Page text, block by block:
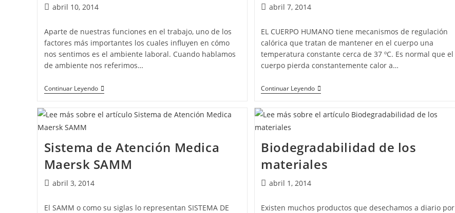
abril 10, 2014
Aparte de nuestras funciones en el trabajo, uno de los
factores más importantes los cuales influyen en cómo
nos sentimos es el ambiente laboral. Cuando hablamos
de ambiente nos referimos…
Continuar Leyendo
abril 7, 2014
EL CUERPO HUMANO tiene mecanismos de regulación
calórica que tratan de mantener en el cuerpo una
temperatura constante cerca de 37 ºC. Es normal que el
cuerpo pierda constantemente calor a…
Continuar Leyendo
Sistema de Atención Medica
Maersk SAMM
abril 3, 2014
El SAMM o como su siglas lo representan SISTEMA DE
Biodegradabilidad de los
materiales
abril 1, 2014
Existen muchos productos que desechamos a diario por